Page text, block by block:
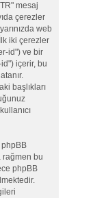
mesaj
çerezler
web
iki çerezler
id") ve bir
içerir, bu
başlıkları
phpBB
rağmen bu
phpBB